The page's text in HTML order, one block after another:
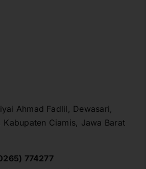
Ahmad Fadlil, Dewasari,
Kabupaten Ciamis, Jawa Barat
774277